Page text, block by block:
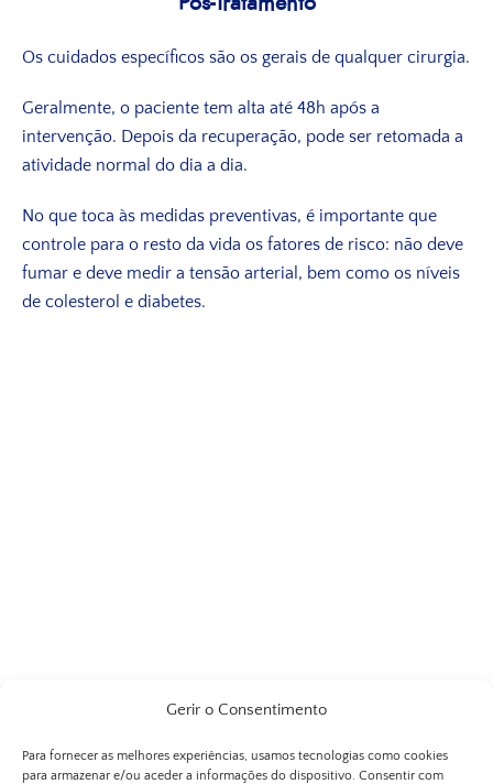
Gerir o Consentimento
Para fornecer as melhores experiências, usamos tecnologias como cookies
para armazenar e/ou aceder a informações do dispositivo. Consentir com
Os cuidados específicos são os gerais de qualquer cirurgia.
Geralmente, o paciente tem alta até 48h após a
intervenção. Depois da recuperação, pode ser retomada a
atividade normal do dia a dia.
No que toca às medidas preventivas, é importante que
controle para o resto da vida os fatores de risco: não deve
fumar e deve medir a tensão arterial, bem como os níveis
de colesterol e diabetes.